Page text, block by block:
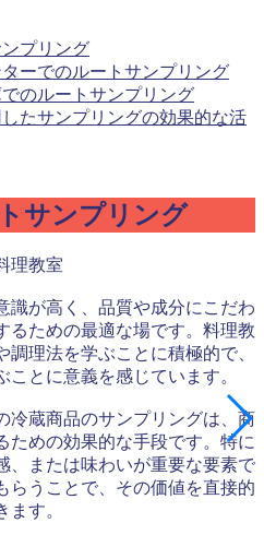
プリング
ーでのルートサンプリング
のルートサンプリング
たサンプリングの効果的な活
サンプリング
識が高く、品質や成分にこだわ
るための最適な場です。料理教
理法を学ぶことに積極的で、
とに意義を感じています。
冷蔵商品のサンプリングは、商
ための効果的な手段です。特に
、または味わいが重要な要素で
らうことで、その価値を直接的
す。